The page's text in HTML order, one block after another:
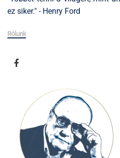
ez siker." - Henry Ford
Rólunk